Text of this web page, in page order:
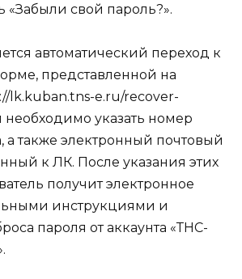
«Забыли свой пароль?».
автоматический переход к
представленной на
lk.kuban.tns-e.ru/recover-
необходимо указать номер
а также электронный почтовый
к ЛК. После указания этих
получит электронное
инструкциями и
пароля от аккаунта «ТНС-